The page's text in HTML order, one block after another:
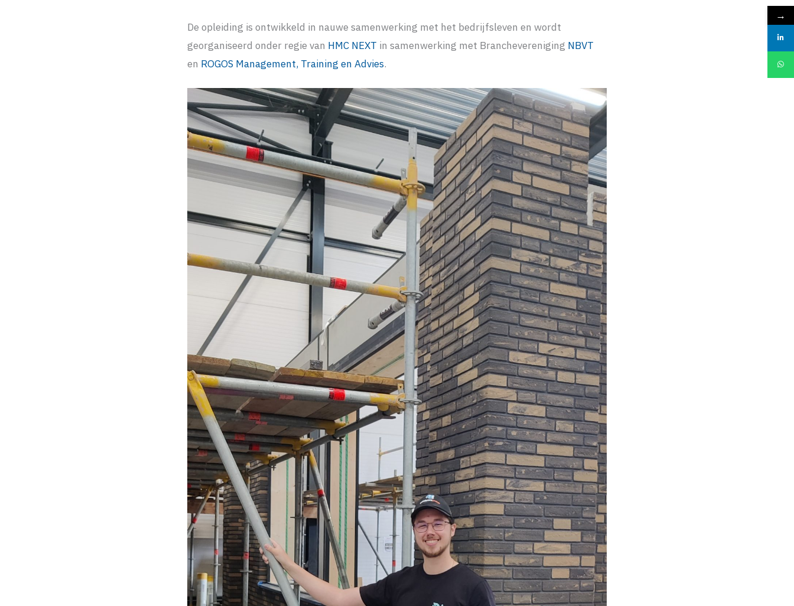
De opleiding is ontwikkeld in nauwe samenwerking met het bedrijfsleven en wordt
georganiseerd onder regie van HMC NEXT in samenwerking met Branchevereniging NBVT
en ROGOS Management, Training en Advies.
→